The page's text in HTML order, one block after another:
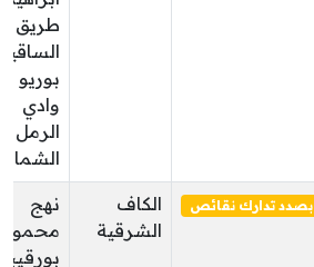
طريق
الساقية
بوريو
وادي
الرمل
بصدد تدارك نقائص
الكاف
الشرقية
نهج
محمود
بورقيبة